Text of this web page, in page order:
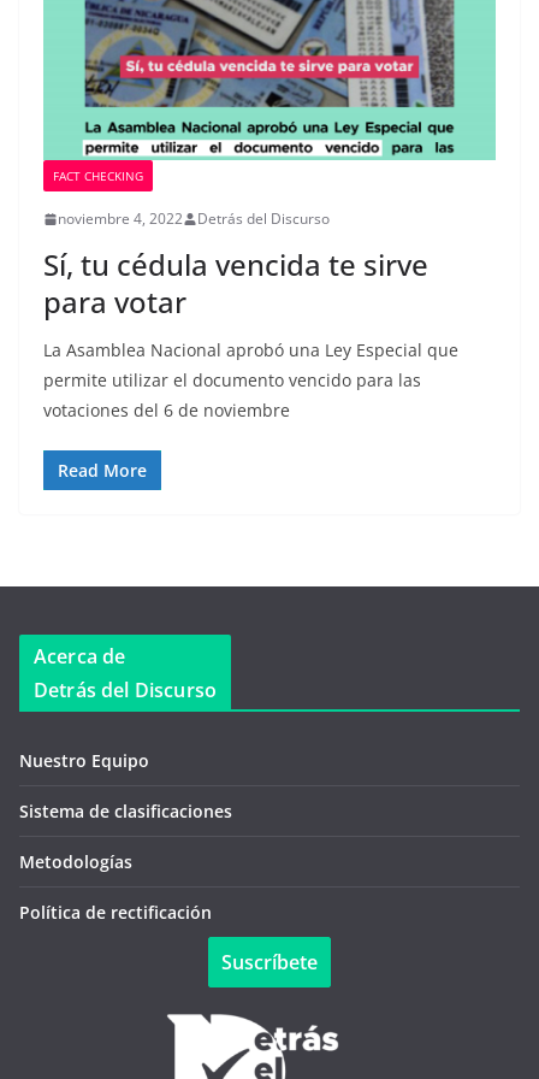
FACT CHECKING
noviembre 4, 2022 Detrás del Discurso
Sí, tu cédula vencida te sirve
para votar
La Asamblea Nacional aprobó una Ley Especial que
permite utilizar el documento vencido para las
votaciones del 6 de noviembre
Read More
Acerca de
Detrás del Discurso
Nuestro Equipo
Sistema de clasificaciones
Metodologías
Política de rectificación
Suscríbete